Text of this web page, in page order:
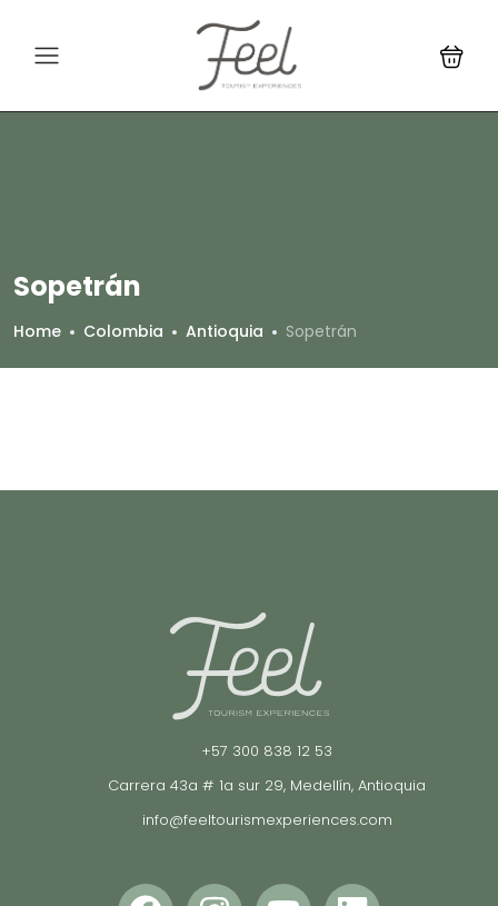
Sopetrán
Home Colombia Antioquia Sopetrán
+57 300 838 12 53
Carrera 43a # 1a sur 29, Medellín, Antioquia
info@feeltourismexperiences.com